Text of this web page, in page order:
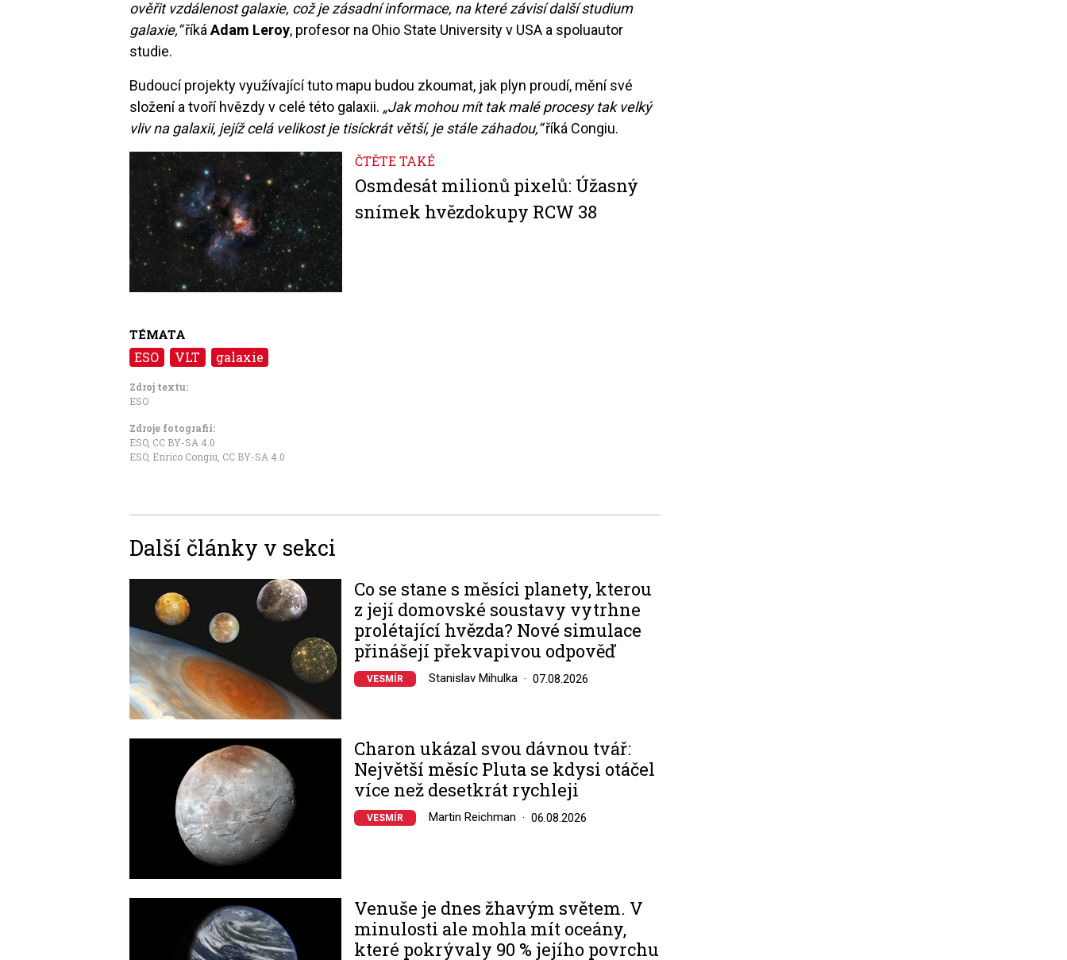
ověřit vzdálenost galaxie, což je zásadní informace, na které závisí další studium
galaxie,“říkáAdam Leroy, profesor na Ohio State University v USA a spoluautor
studie.
Budoucí projekty využívající tuto mapu budou zkoumat, jak plyn proudí, mění své
složení a tvoří hvězdy v celé této galaxii. „Jak mohou mít tak malé procesy tak velký
vliv na galaxii, jejíž celá velikost je tisíckrát větší, je stále záhadou,“říká Congiu.
Image ČTĚTE TAKÉ
Osmdesát milionů pixelů: Úžasný
snímek hvězdokupy RCW 38
TÉMATA
ESO VLT galaxie
Zdroj textu:
ESO
Zdroje fotografii:
ESO, CC BY-SA 4.0
ESO, Enrico Congiu CC BY-SA 4.0
Další články v sekci
Co se stane s měsíci planety, kterou
z její domovské soustavy vytrhne
prolétající hvězda? Nové simulace
přinášejí překvapivou odpověď
VESMÍR Stanislav Mihulka 07.08.2026
Charon ukázal svou dávnou tvář:
Největší měsíc Pluta se kdysi otáčel
více než desetkrát rychleji
VESMÍR Martin Reichman 06.08.2026
Venuše je dnes žhavým světem. V
minulosti ale mohla mít oceány,
které pokrývaly 90 % jejího povrchu